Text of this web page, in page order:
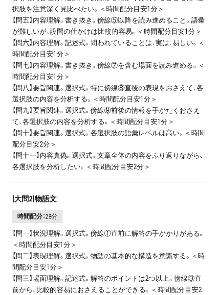
択肢を注意深く見比べたい。＜時間配分目安1分＞
【問五】内容理解。書き抜き。傍線⑤以降を読み進めること。語彙
が難しいが、設問の仕かけは比較的容易。＜時間配分目安1分＞
【問六】内容理解。記述式。問われていることは、実は、易しい。＜
時間配分目安1分＞
【問七】内容理解。書き抜き。傍線⑦を含む場面を読み進める。＜
時間配分目安1分＞
【問八】要旨関連。選択式。特に傍線⑧直後の表現をおさえて、各
選択肢の内容を分析する。＜時間配分目安1分＞
【問九】要旨関連。選択式。傍線⑨前後の情報を手がたくおさえ
て、各選択肢の内容を分析する。＜時間配分目安1分＞
【問十】要旨関連。選択式。各選択肢の語彙レベルは高い。＜時間
配分目安2分＞
【問十一】内容真偽。選択式。文章全体の内容をふり返りながら、
各選択肢を分析したい。＜時間配分目安2分＞
[大問2]物語文
時間配分：28分
【問一】状況理解。選択式。傍線①直前に解答の手がかりがある。
＜時間配分目安1分＞
【問二】表現理解。選択式。物語の基本的な構造を意識する。＜時
間配分目安1分＞
【問三】場面理解。記述式。解答のポイントは2つ以上。傍線③直
前から、比較的容易におさえることができる。＜時間配分目安2